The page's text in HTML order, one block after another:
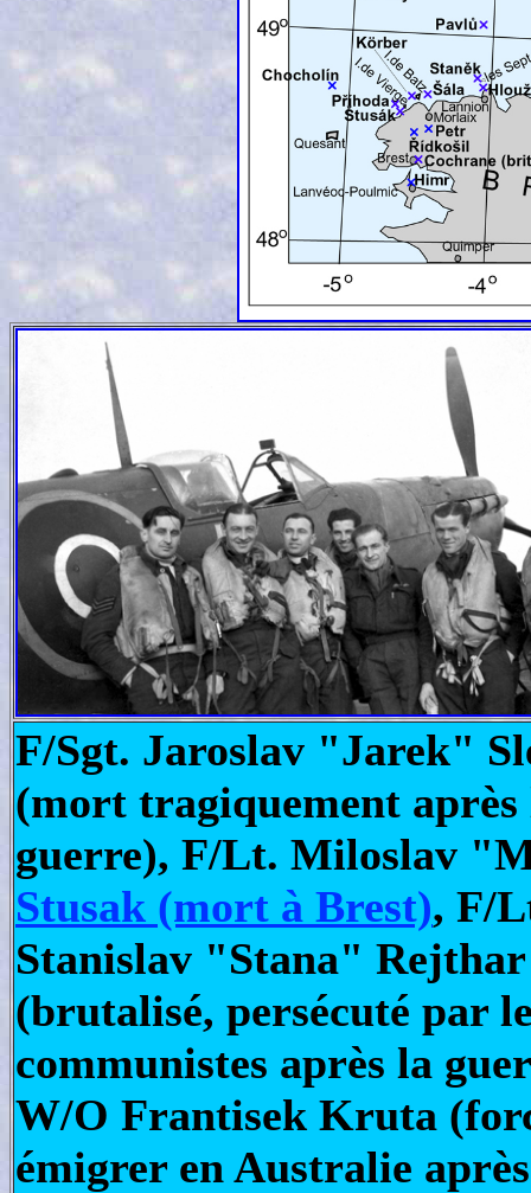
F/Sgt. Jaroslav "Jarek"
(mort tragiquement après
guerre), F/Lt. Miloslav
Stusak (mort à Brest), F/
Stanislav "Stana" Rejthar
(brutalisé, persécuté par
communistes après la
W/O Frantisek Kruta
émigrer en Australie